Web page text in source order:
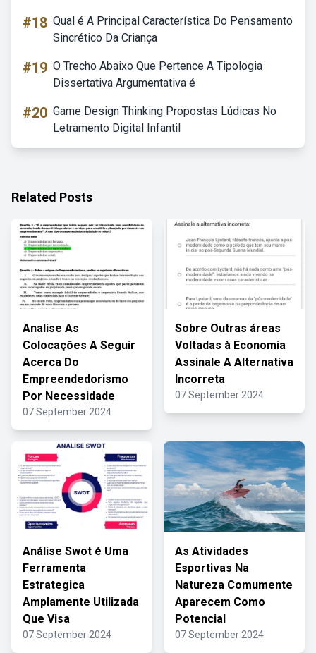
#18 Qual é A Principal Característica Do Pensamento
Sincrético Da Criança
#19 O Trecho Abaixo Que Pertence A Tipologia
Dissertativa Argumentativa é
#20 Game Design Thinking Propostas Lúdicas No
Letramento Digital Infantil
Related Posts
Analise As
Colocações A Seguir
Acerca Do
Empreendedorismo
Por Necessidade
07 September 2024
Sobre Outras áreas
Voltadas à Economia
Assinale A Alternativa
Incorreta
07 September 2024
Análise Swot é Uma
Ferramenta
Estrategica
Amplamente Utilizada
Que Visa
07 September 2024
As Atividades
Esportivas Na
Natureza Comumente
Aparecem Como
Potencial
07 September 2024